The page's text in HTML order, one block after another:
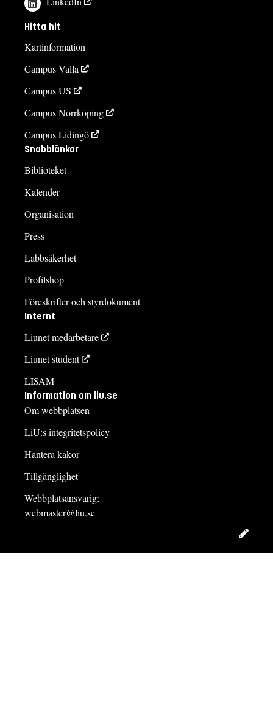
Hitta hit
Kartinformation
Campus Valla
Campus US
Campus Norrköping
Campus Lidingö
Snabblänkar
Biblioteket
Kalender
Organisation
Press
Labbsäkerhet
Profilshop
Föreskrifter och styrdokument
Internt
Liunet medarbetare
Liunet student
LISAM
Information om liu.se
Om webbplatsen
LiU:s integritetspolicy
Hantera kakor
Tillgänglighet
Webbplatsansvarig:
webmaster@liu.se